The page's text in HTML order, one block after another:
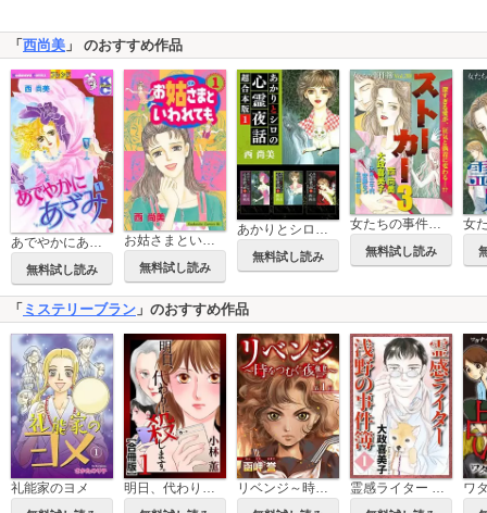
「西尚美 」 のおすすめ作品
無料試し読み
お姑さまといわれても
無料試し読み
あかりとシロの心霊夜話 超合本版
無料試し読み
女たちの事件簿Vol.39～ストーカー3～
無料試し読み
「 ミステリーブラン 」のおすすめ作品
礼能家のヨメ 明日、代わりに殺します。 合冊版 リベンジ～時をつむぐ復讐～ 霊感ライター 浅野の事件簿